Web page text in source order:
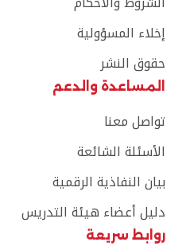
إخلاء المسؤولية
حقوق النشر
المساعدة والدعم
تواصل معنا
الأسئلة الشائعة
بيان النفاذية الرقمية
دليل أعضاء هيئة التدريس
روابط سريعة